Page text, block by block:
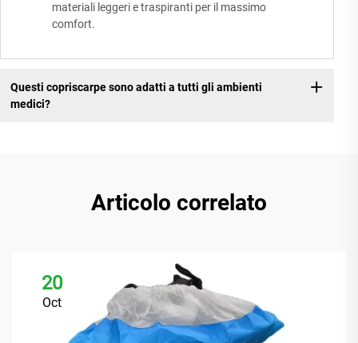
materiali leggeri e traspiranti per il massimo
comfort.
Questi copriscarpe sono adatti a tutti gli ambienti
medici?
Articolo correlato
20
Oct